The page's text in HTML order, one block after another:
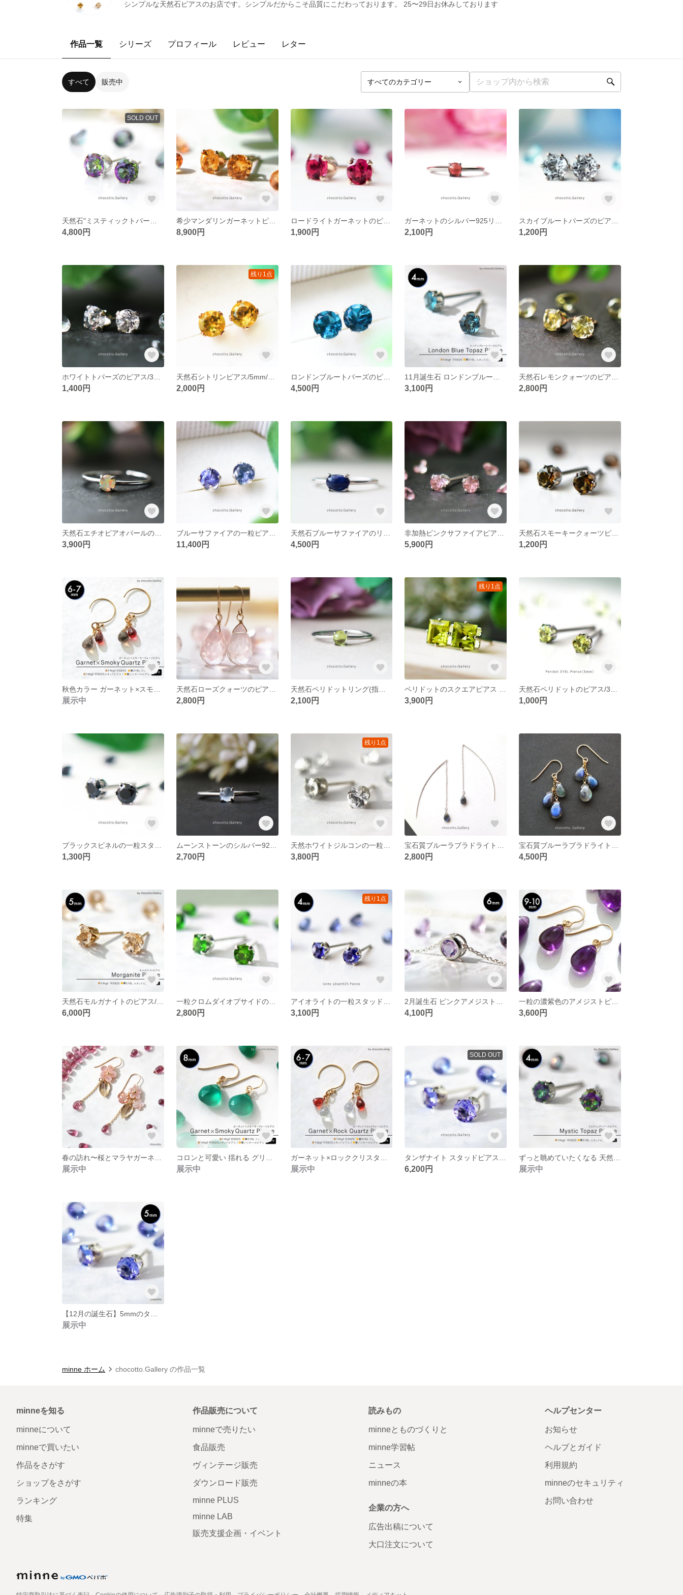
シンプルな天然石ピアスのお店です。シンプルだからこそ品質にこだわっております。 25〜29日お休みしております
作品一覧 シリーズ プロフィール レビュー レター
すべて 販売中
SOLD OUT
4,800円
希少マンダリンガーネットピアス/4mm/1月誕生石
8,900円
ロードライトガーネットのピアス/3.5mm/1月誕生石
1,900円 2,100円 1,200円
1,400円
残り1点
天然石シトリンピアス/5mm/11月誕生石
2,000円
ロンドンブルートパーズのピアス/5mm/11月誕生石
4,500円 3,100円 2,800円
3,900円 11,400円 4,500円 5,900円 1,200円
展示中 2,800円
天然石ペリドットリング(指輪)/ 8月誕生石 / シルバー925
2,100円
残り1点
3,900円 1,000円
1,300円 2,700円
残り1点
天然ホワイトジルコンの一粒スタッドピアス（5mm） シルバー925仕立ての耳飾り
3,800円 2,800円 4,500円
6,000円
一粒クロムダイオプサイドのスタッドピアス（4mm）
2,800円
残り1点
3,100円 4,100円 3,600円
展示中 展示中 展示中
SOLD OUT
6,200円 展示中
展示中
minne ホーム chocotto.Gallery の作品一覧
minneを知る
minneについて
minneで買いたい
作品をさがす
ショップをさがす
ランキング
特集
作品販売について
minneで売りたい
食品販売
ヴィンテージ販売
ダウンロード販売
minne PLUS
minne LAB
販売支援企画・イベント
読みもの
minneとものづくりと
minne学習帖
ニュース
minneの本
企業の方へ
広告出稿について
大口注文について
ヘルプセンター
お知らせ
ヘルプとガイド
利用規約
minneのセキュリティ
お問い合わせ